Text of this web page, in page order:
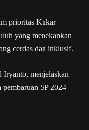
prioritas Kukar
yang menekankan
cerdas dan inklusif.
menjelaskan
SP 2024